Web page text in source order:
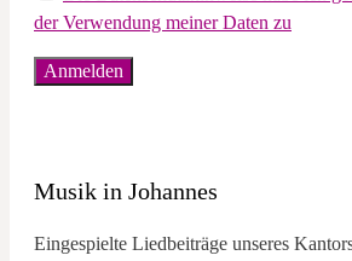
der Verwendung meiner Daten zu
Musik in Johannes
Eingespielte Liedbeiträge unseres